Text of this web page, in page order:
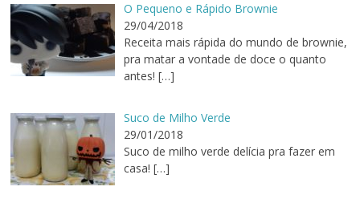
O Pequeno e Rápido Brownie
29/04/2018
Receita mais rápida do mundo de brownie,
pra matar a vontade de doce o quanto
antes! […]
Suco de Milho Verde
29/01/2018
Suco de milho verde delícia pra fazer em
casa! […]